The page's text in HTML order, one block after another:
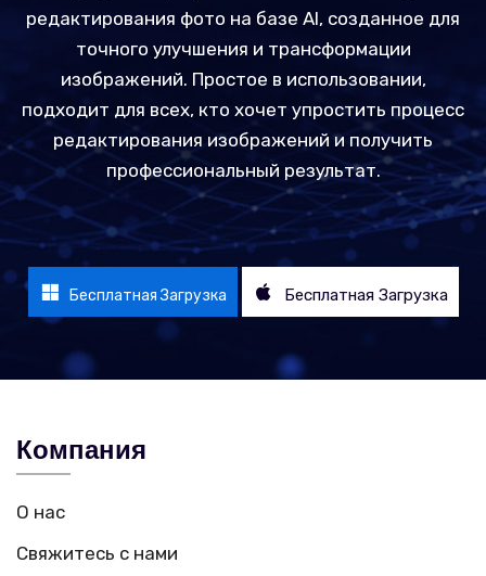
редактирования фото на базе AI, созданное для
точного улучшения и трансформации
изображений. Простое в использовании,
подходит для всех, кто хочет упростить процесс
редактирования изображений и получить
профессиональный результат.
Бесплатная Загрузка Бесплатная Загрузка
Компания
О нас
Свяжитесь с нами